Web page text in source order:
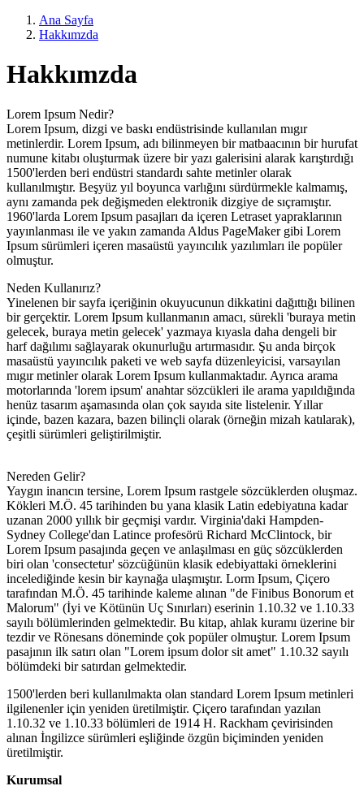
Ana Sayfa
Hakkımzda
Hakkımzda
Lorem Ipsum Nedir?
Lorem Ipsum, dizgi ve baskı endüstrisinde kullanılan mıgır
metinlerdir. Lorem Ipsum, adı bilinmeyen bir matbaacının bir hurufat
numune kitabı oluşturmak üzere bir yazı galerisini alarak karıştırdığı
1500'lerden beri endüstri standardı sahte metinler olarak
kullanılmıştır. Beşyüz yıl boyunca varlığını sürdürmekle kalmamış,
aynı zamanda pek değişmeden elektronik dizgiye de sıçramıştır.
1960'larda Lorem Ipsum pasajları da içeren Letraset yapraklarının
yayınlanması ile ve yakın zamanda Aldus PageMaker gibi Lorem
Ipsum sürümleri içeren masaüstü yayıncılık yazılımları ile popüler
olmuştur.
Neden Kullanırız?
Yinelenen bir sayfa içeriğinin okuyucunun dikkatini dağıttığı bilinen
bir gerçektir. Lorem Ipsum kullanmanın amacı, sürekli 'buraya metin
gelecek, buraya metin gelecek' yazmaya kıyasla daha dengeli bir
harf dağılımı sağlayarak okunurluğu artırmasıdır. Şu anda birçok
masaüstü yayıncılık paketi ve web sayfa düzenleyicisi, varsayılan
mıgır metinler olarak Lorem Ipsum kullanmaktadır. Ayrıca arama
motorlarında 'lorem ipsum' anahtar sözcükleri ile arama yapıldığında
henüz tasarım aşamasında olan çok sayıda site listelenir. Yıllar
içinde, bazen kazara, bazen bilinçli olarak (örneğin mizah katılarak),
çeşitli sürümleri geliştirilmiştir.
Nereden Gelir?
Yaygın inancın tersine, Lorem Ipsum rastgele sözcüklerden oluşmaz.
Kökleri M.Ö. 45 tarihinden bu yana klasik Latin edebiyatına kadar
uzanan 2000 yıllık bir geçmişi vardır. Virginia'daki Hampden-
Sydney College'dan Latince profesörü Richard McClintock, bir
Lorem Ipsum pasajında geçen ve anlaşılması en güç sözcüklerden
biri olan 'consectetur' sözcüğünün klasik edebiyattaki örneklerini
incelediğinde kesin bir kaynağa ulaşmıştır. Lorm Ipsum, Çiçero
tarafından M.Ö. 45 tarihinde kaleme alınan "de Finibus Bonorum et
Malorum" (İyi ve Kötünün Uç Sınırları) eserinin 1.10.32 ve 1.10.33
sayılı bölümlerinden gelmektedir. Bu kitap, ahlak kuramı üzerine bir
tezdir ve Rönesans döneminde çok popüler olmuştur. Lorem Ipsum
pasajının ilk satırı olan "Lorem ipsum dolor sit amet" 1.10.32 sayılı
bölümdeki bir satırdan gelmektedir.
1500'lerden beri kullanılmakta olan standard Lorem Ipsum metinleri
ilgilenenler için yeniden üretilmiştir. Çiçero tarafından yazılan
1.10.32 ve 1.10.33 bölümleri de 1914 H. Rackham çevirisinden
alınan İngilizce sürümleri eşliğinde özgün biçiminden yeniden
üretilmiştir.
Kurumsal